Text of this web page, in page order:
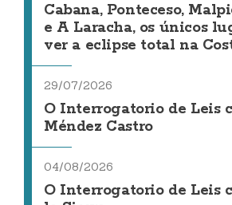
Cabana, Ponteceso,
e A Laracha, os únicos
ver a eclipse total na
29/07/2026
O Interrogatorio de Leis
Méndez Castro
04/08/2026
O Interrogatorio de Leis